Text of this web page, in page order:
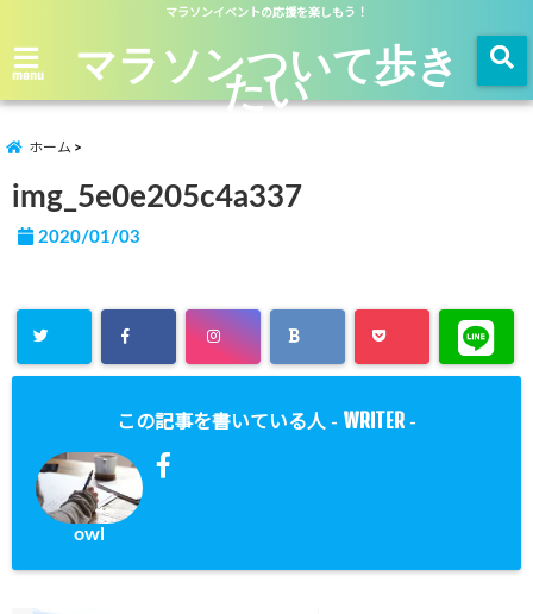
マラソンイベントの応援を楽しもう！
menu マラソンついて歩き
たい
ホーム
img_5e0e205c4a337
2020/01/03
この記事を書いている人 - WRITER -
owl